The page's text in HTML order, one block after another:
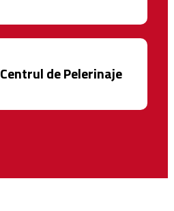
Centrul de Pelerinaje